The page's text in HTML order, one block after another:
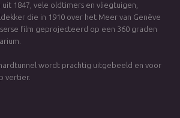
1847, vele oldtimers en vliegtuigen,
die in 1910 over het Meer van Genève
film geprojecteerd op een 360 graden
wordt prachtig uitgebeeld en voor
vertier.